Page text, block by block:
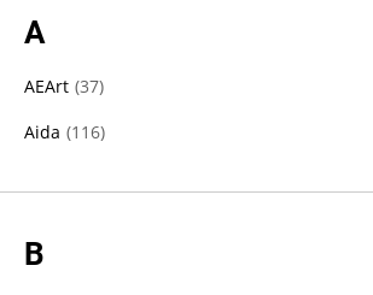
A
AEArt (37)
Aida (116)
B